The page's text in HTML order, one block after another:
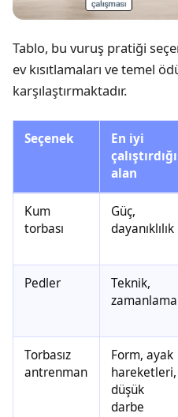
Tablo, bu vuruş pratiği
ev kısıtlamaları ve temel
karşılaştırmaktadır.
Seçenek
En iyi
çalıştırdığı
alan
Kum
torbası
Güç,
dayanıklılık
Pedler
Teknik,
zamanlama
Torbasız
antrenman
Form, ayak
hareketleri,
düşük
darbe